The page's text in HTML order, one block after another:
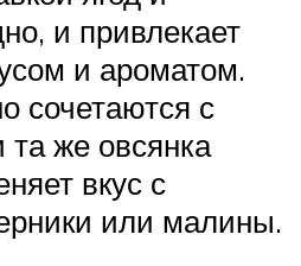
и привлекает
и ароматом.
сочетаются с
же овсянка
вкус с
или малины.